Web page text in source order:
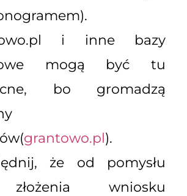
i inne bazy
mogą być tu
bo gromadzą
grantowo.pl).
że od pomysłu
wniosku